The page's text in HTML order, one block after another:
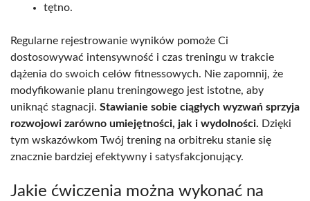
tętno.
Regularne rejestrowanie wyników pomoże Ci
dostosowywać intensywność i czas treningu w trakcie
dążenia do swoich celów fitnessowych. Nie zapomnij, że
modyfikowanie planu treningowego jest istotne, aby
uniknąć stagnacji. Stawianie sobie ciągłych wyzwań sprzyja
rozwojowi zarówno umiejętności, jak i wydolności. Dzięki
tym wskazówkom Twój trening na orbitreku stanie się
znacznie bardziej efektywny i satysfakcjonujący.
Jakie ćwiczenia można wykonać na